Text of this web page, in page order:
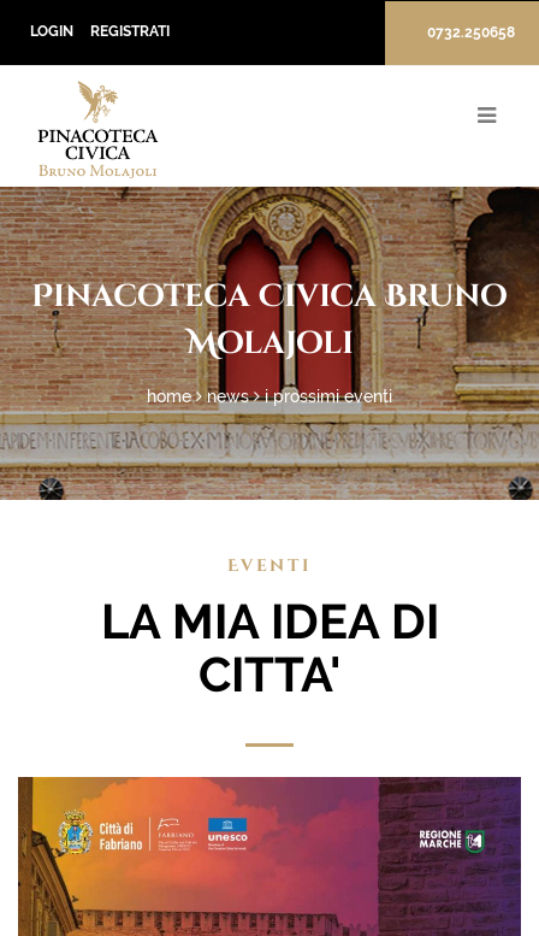
LOGIN REGISTRATI 0732.250658
Pinacoteca Civica Bruno
Molajoli
home news i prossimi eventi
Eventi
LA MIA IDEA DI
CITTA'